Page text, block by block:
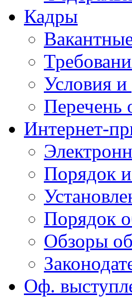
Кадры
Условия и
Перечень
Интернет-
Порядок
Порядок
Обзоры
Оф.